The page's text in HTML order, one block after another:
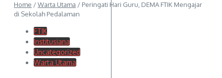
Home /Warta Utama / Peringati Hari Guru, DEMA FTIK Mengajar
di Sekolah Pedalaman
FTIK
Institusiana
Uncategorized
Warta Utama